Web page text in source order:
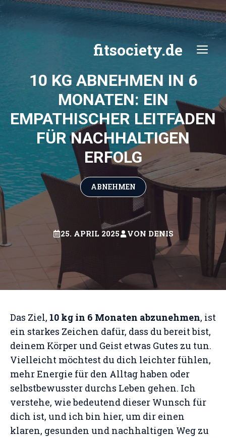
Zum
Inhalt
fitsociety.de
10 KG ABNEHMEN IN 6
MONATEN: EIN
EMPATHISCHER LEITFADEN
FÜR NACHHALTIGEN
ERFOLG
ABNEHMEN
25. APRIL 2025 VON DENIS
Das Ziel, 10 kg in 6 Monaten abzunehmen, ist
ein starkes Zeichen dafür, dass du bereit bist,
deinem Körper und Geist etwas Gutes zu tun.
Vielleicht möchtest du dich leichter fühlen,
mehr Energie für den Alltag haben oder
selbstbewusster durchs Leben gehen. Ich
verstehe, wie bedeutend dieser Wunsch für
dich ist, und ich bin hier, um dir einen
klaren, gesunden und nachhaltigen Weg zu